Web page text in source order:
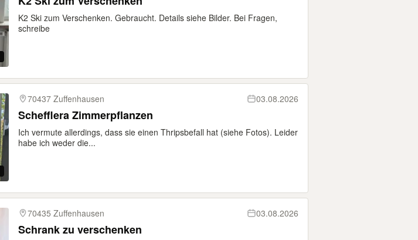
K2 Ski zum Verschenken. Gebraucht. Details siehe Bilder. Bei Fragen,
schreibe
70437 Zuffenhausen 03.08.2026
Schefflera Zimmerpflanzen
Ich vermute allerdings, dass sie einen Thripsbefall hat (siehe Fotos). Leider
habe ich weder die...
70435 Zuffenhausen 03.08.2026
Schrank zu verschenken